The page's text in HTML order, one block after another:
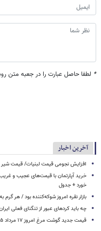
* لطفا حاصل عبارت را در جعبه متن
آخرین اخبار
افزایش نجومی قیمت لبنیات/ قیمت
خورد + جدول
بازار نقره امروز شوکه‌کننده بود / هر
چه باید کردهای عبور از تنگنای فعلی
قیمت جدید گوشت مرغ امروز ۱۷ مرداد ۱۴۰۵/ مرغ کامل کیلویی چند شد؟ + جدول